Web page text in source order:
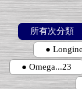
所有次分類
●
● Omega...23